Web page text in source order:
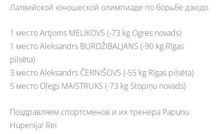
Латвийской юношеской олимпиаде по борьбе дзюдо.
1 место Artjoms MELIKOVS (-73 kg Ogres novads)
1 место Aleksandrs BURDŽIBALJANS (-90 kg Rīgas
pilsēta)
3 место Aleksandrs ČERNIŠOVS (-55 kg Rīgas pilsēta)
5 место Oļegs MAISTRUKS (-73 kg Stopiņu novads)
Поздравляем спортсменов и их тренера Papunu
Hupenija! Rei